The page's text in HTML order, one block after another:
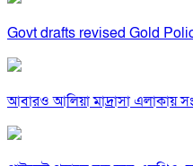
Govt drafts revised Gold
আবারও আলিয়া মাদ্রাসা এলাকায়